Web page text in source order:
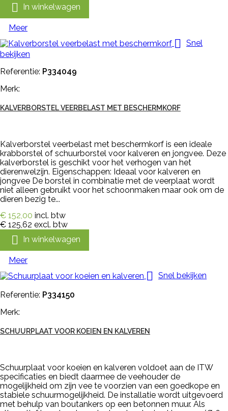
 In winkelwagen
Meer
 Snel
bekijken
Referentie: P334049
Merk:
KALVERBORSTEL VEERBELAST MET BESCHERMKORF
Kalverborstel veerbelast met beschermkorf is een ideale
krabborstel of schuurborstel voor kalveren en jongvee. Deze
kalverborstel is geschikt voor het verhogen van het
dierenwelzijn. Eigenschappen: Ideaal voor kalveren en
jongvee De borstel in combinatie met de veerplaat wordt
niet alleen gebruikt voor het schoonmaken maar ook om de
dieren bezig te...
€ 152,00 incl. btw
€ 125,62 excl. btw
 In winkelwagen
Meer
 Snel bekijken
Referentie: P334150
Merk:
SCHUURPLAAT VOOR KOEIEN EN KALVEREN
Schuurplaat voor koeien en kalveren voldoet aan de ITW
specificaties en biedt daarmee de veehouder de
mogelijkheid om zijn vee te voorzien van een goedkope en
stabiele schuurmogelijkheid. De installatie wordt uitgevoerd
met behulp van boutankers op een betonnen muur. Als